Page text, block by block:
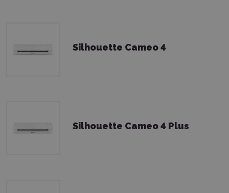
Silhouette Cameo 4
Silhouette Cameo 4 Plus